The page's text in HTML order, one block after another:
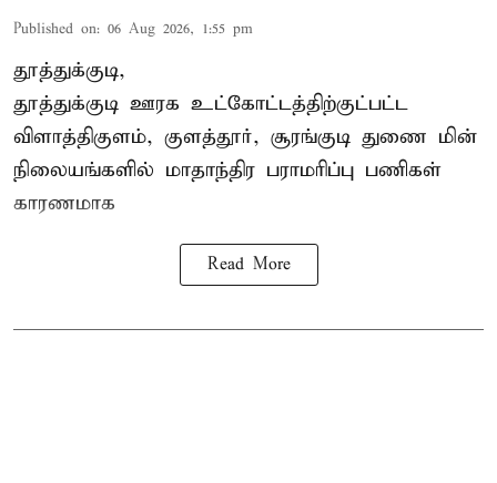
Published on: 06 Aug 2026, 1:55 pm
தூத்துக்குடி,
தூத்துக்குடி ஊரக உட்கோட்டத்திற்குட்பட்ட
விளாத்திகுளம், குளத்தூர், சூரங்குடி துணை மின்
நிலையங்களில் மாதாந்திர பராமரிப்பு பணிகள்
காரணமாக
Read More